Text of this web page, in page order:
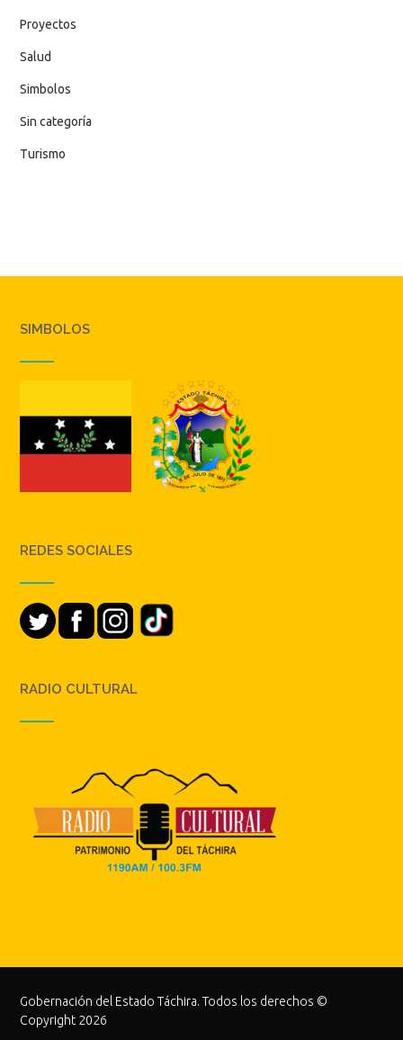
Proyectos
Salud
Simbolos
Sin categoría
Turismo
SIMBOLOS
REDES SOCIALES
RADIO CULTURAL
Gobernación del Estado Táchira. Todos los derechos ©
Copyright 2026